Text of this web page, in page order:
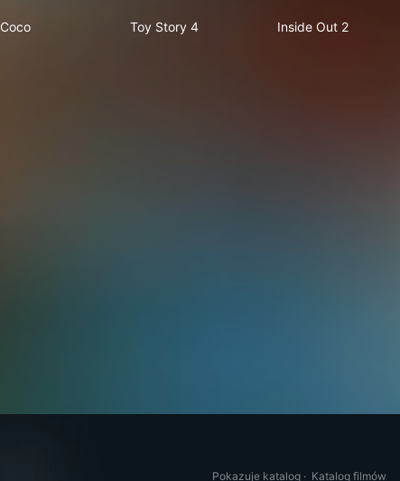
Coco
Toy Story 4
Inside Out 2
Pokazuje katalog · Katalog filmów